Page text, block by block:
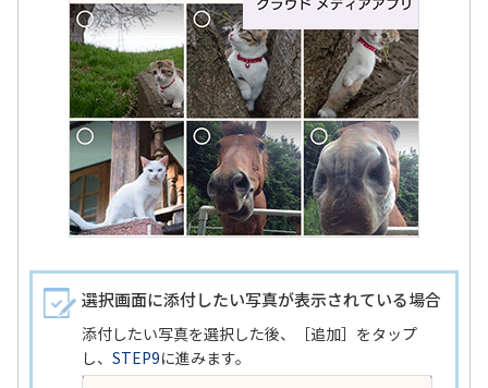
選択画面に添付したい写真が表示されている場合
添付したい写真を選択した後、［追加］をタップ
し、 STEP9に進みます。